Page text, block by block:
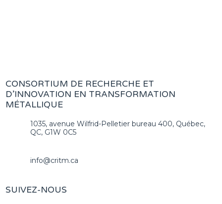
CONSORTIUM DE RECHERCHE ET
D’INNOVATION EN TRANSFORMATION
MÉTALLIQUE
1035, avenue Wilfrid-Pelletier bureau 400, Québec,
QC, G1W 0C5
info@critm.ca
SUIVEZ-NOUS